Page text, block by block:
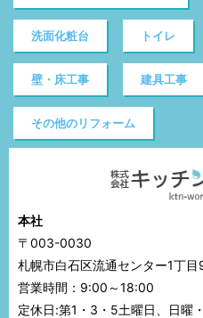
洗面化粧台 トイレ
壁・床工事 建具工事
その他のリフォーム
本社
〒003-0030
札幌市白石区流通センター1丁目
営業時間：9:00～18:00
定休日:第1・3・5土曜日、日曜